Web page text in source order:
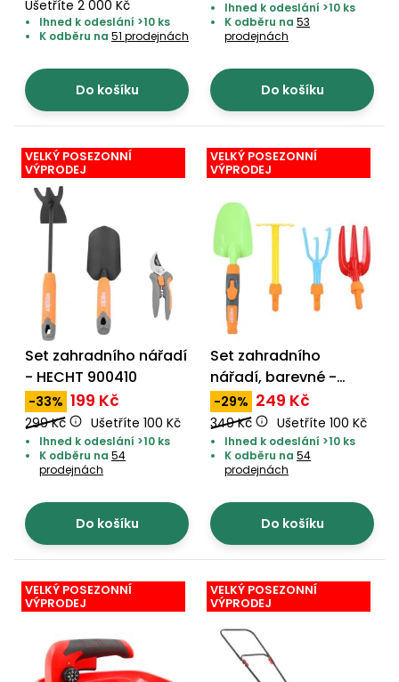
Ušetříte 2 000 Kč
Ihned k odeslání >10 ks
K odběru na 51 prodejnách
Do košíku
Ihned k odeslání >10 ks
K odběru na 53
prodejnách
Do košíku
VELKÝ POSEZONNÍ
VÝPRODEJ
Set zahradního nářadí
- HECHT 900410
-33% 199 Kč
299 Kč Ušetříte 100 Kč
Ihned k odeslání >10 ks
K odběru na 54
prodejnách
Do košíku
VELKÝ POSEZONNÍ
VÝPRODEJ
Set zahradního
nářadí, barevné -
HECHT 900411
-29% 249 Kč
349 Kč Ušetříte 100 Kč
Ihned k odeslání >10 ks
K odběru na 54
prodejnách
Do košíku
VELKÝ POSEZONNÍ
VÝPRODEJ
VELKÝ POSEZONNÍ
VÝPRODEJ